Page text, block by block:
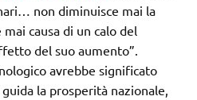
non diminuisce mai la
causa di un calo del
del suo aumento”.
avrebbe significato
la prosperità nazionale,